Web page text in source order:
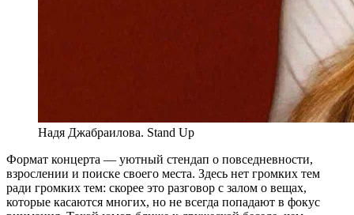
Надя Джабраилова. Stand Up
Формат концерта — уютный стендап о повседневности,
взрослении и поиске своего места. Здесь нет громких тем
ради громких тем: скорее это разговор с залом о вещах,
которые касаются многих, но не всегда попадают в фокус